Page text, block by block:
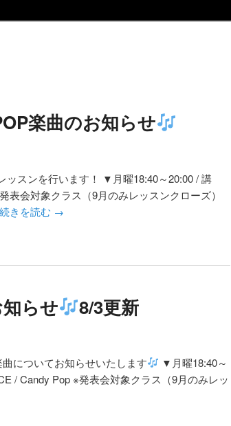
楽曲のお知らせ
ッスンを行います！ ▼月曜18:40～20:00 / 講
会対象クラス（9月のみレッスンクローズ）
続きを読む →
らせ 8/3更新
についてお知らせいたします
▼月曜18:40～
/ Candy Pop ※発表会対象クラス（9月のみレッ